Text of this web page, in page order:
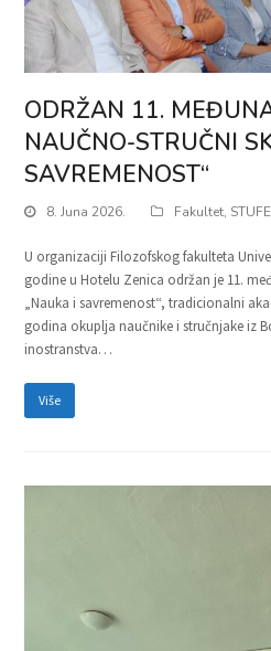
ODRŽAN 11.
NAUČNO-STRUČNI
SAVREMENOST“
8. Juna 2026. Fakultet,
U organizaciji Filozofskog fakulteta
godine u Hotelu Zenica održan je 11.
„Nauka i savremenost“, tradicionalni
godina okuplja naučnike i stručnjake iz
inostranstva…
Više